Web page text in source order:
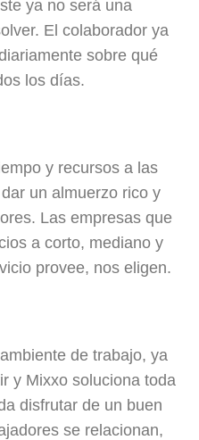
ya no será una
El colaborador ya
sobre qué
los días.
y recursos a las
un almuerzo rico y
Las empresas que
a corto, mediano y
provee, nos eligen.
de trabajo, ya
y Mixxo soluciona toda
disfrutar de un buen
se relacionan,